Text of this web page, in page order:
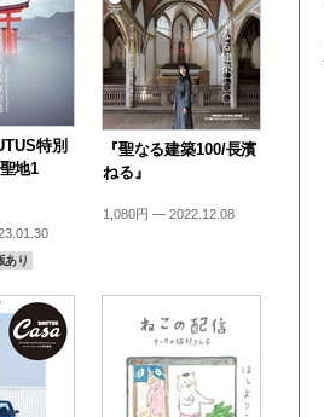
特別
地1
あり
『聖なる建築100/長濱
ねる』
1,080円 — 2022.12.08